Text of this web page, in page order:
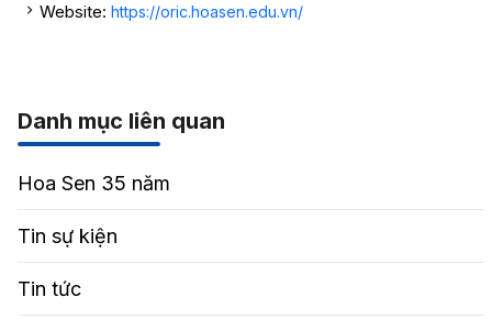
Website: https://oric.hoasen.edu.vn/
Danh mục liên quan
Hoa Sen 35 năm
Tin sự kiện
Tin tức